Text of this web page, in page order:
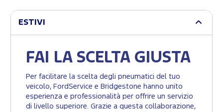
ESTIVI
FAI LA SCELTA GIUSTA
Per facilitare la scelta degli pneumatici del tuo
veicolo, FordService e Bridgestone hanno unito
esperienza e professionalità per offrire un servizio
di livello superiore. Grazie a questa collaborazione,